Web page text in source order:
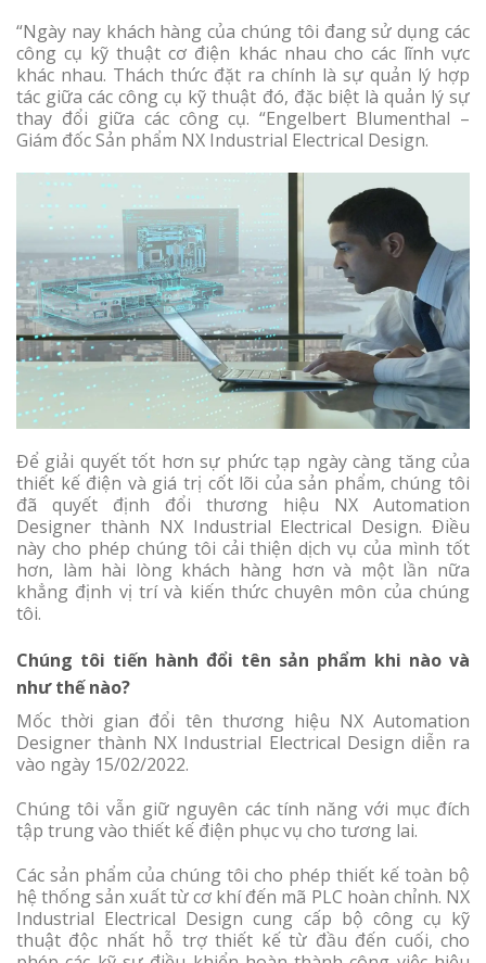
“Ngày nay khách hàng của chúng tôi đang sử dụng các
công cụ kỹ thuật cơ điện khác nhau cho các lĩnh vực
khác nhau. Thách thức đặt ra chính là sự quản lý hợp
tác giữa các công cụ kỹ thuật đó, đặc biệt là quản lý sự
thay đổi giữa các công cụ. “Engelbert Blumenthal –
Giám đốc Sản phẩm NX Industrial Electrical Design.
Để giải quyết tốt hơn sự phức tạp ngày càng tăng của
thiết kế điện và giá trị cốt lõi của sản phẩm, chúng tôi
đã quyết định đổi thương hiệu NX Automation
Designer thành NX Industrial Electrical Design. Điều
này cho phép chúng tôi cải thiện dịch vụ của mình tốt
hơn, làm hài lòng khách hàng hơn và một lần nữa
khẳng định vị trí và kiến ​​thức chuyên môn của chúng
tôi.
Chúng tôi tiến hành đổi tên sản phẩm khi nào và
như thế nào?
Mốc thời gian đổi tên thương hiệu NX Automation
Designer thành NX Industrial Electrical Design diễn ra
vào ngày 15/02/2022.
Chúng tôi vẫn giữ nguyên các tính năng với mục đích
tập trung vào thiết kế điện phục vụ cho tương lai.
Các sản phẩm của chúng tôi cho phép thiết kế toàn bộ
hệ thống sản xuất từ cơ khí đến mã PLC hoàn chỉnh. NX
Industrial Electrical Design cung cấp bộ công cụ kỹ
thuật độc nhất hỗ trợ thiết kế từ đầu đến cuối, cho